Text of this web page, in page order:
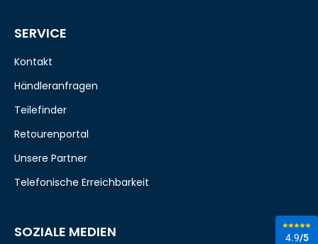
4.9/5
SERVICE
Kontakt
Händleranfragen
Teilefinder
Retourenportal
Unsere Partner
Telefonische Erreichbarkeit
SOZIALE MEDIEN